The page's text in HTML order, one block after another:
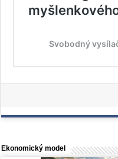
Ekonomický model